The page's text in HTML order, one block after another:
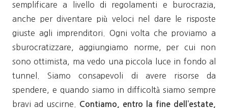
semplificare a livello di regolamenti e burocrazia,
anche per diventare più veloci nel dare le risposte
giuste agli imprenditori. Ogni volta che proviamo a
sburocratizzare, aggiungiamo norme, per cui non
sono ottimista, ma vedo una piccola luce in fondo al
tunnel. Siamo consapevoli di avere risorse da
spendere, e quando siamo in difficoltà siamo sempre
bravi ad uscirne. Contiamo, entro la fine dell’estate,